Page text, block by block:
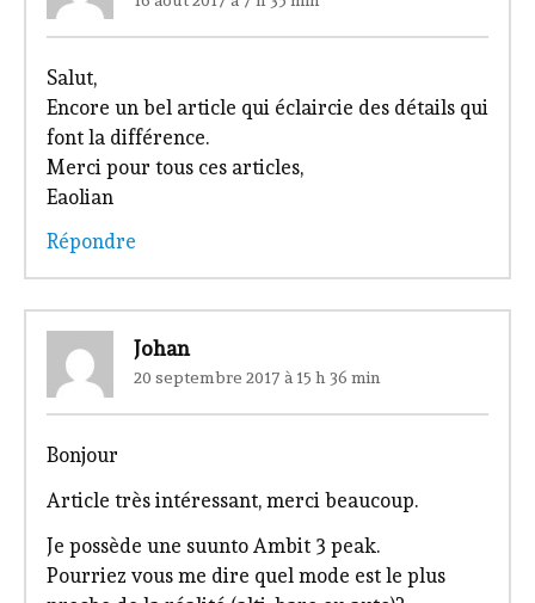
Salut,
Encore un bel article qui éclaircie des détails qui
font la différence.
Merci pour tous ces articles,
Eaolian
Répondre
Johan
20 septembre 2017 à 15 h 36 min
Bonjour
Article très intéressant, merci beaucoup.
Je possède une suunto Ambit 3 peak.
Pourriez vous me dire quel mode est le plus